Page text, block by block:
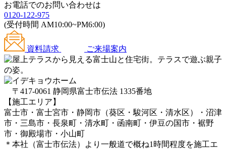
お電話でのお問い合わせは
0120-122-975
(受付時間 AM10:00~PM6:00)
資料請求 ご来場案内
〒417-0061 静岡県富士市伝法 1335番地
【施工エリア】
富士市・富士宮市・静岡市（葵区・駿河区・清水区）・沼津
市・三島市・長泉町・清水町・函南町・伊豆の国市・裾野
市・御殿場市・小山町
＊本社（富士市伝法）より一般道で概ね1時間程度を施工エ